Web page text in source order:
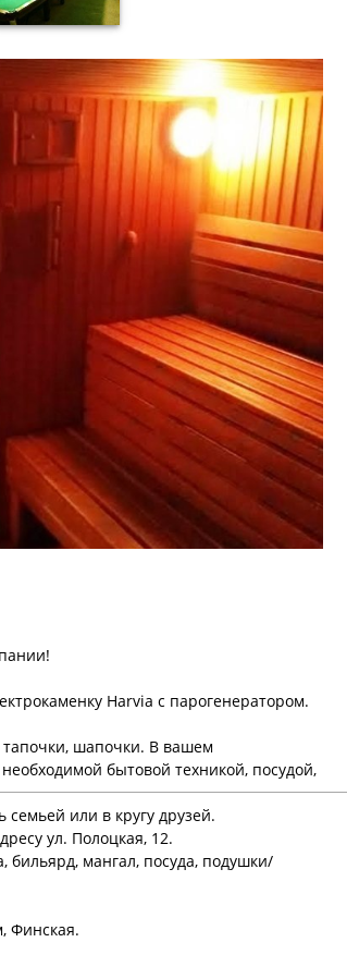
Harvia с парогенератором.
шапочки. В вашем
бытовой техникой, посудой,
или в кругу друзей.
ул. Полоцкая, 12.
бильярд, мангал, посуда, подушки/
Финская.